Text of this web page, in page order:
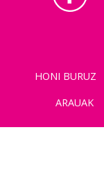
HONI BURUZ
ARAUAK